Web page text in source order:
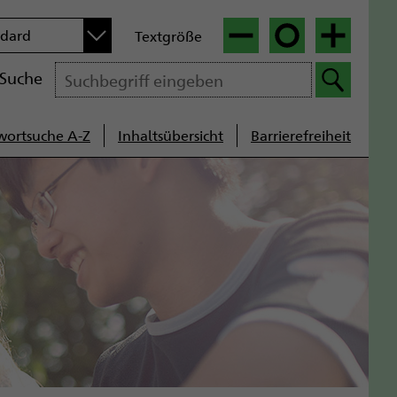
Textgröße
Suche
A-Z Inhaltsübersicht Barrierefreiheit